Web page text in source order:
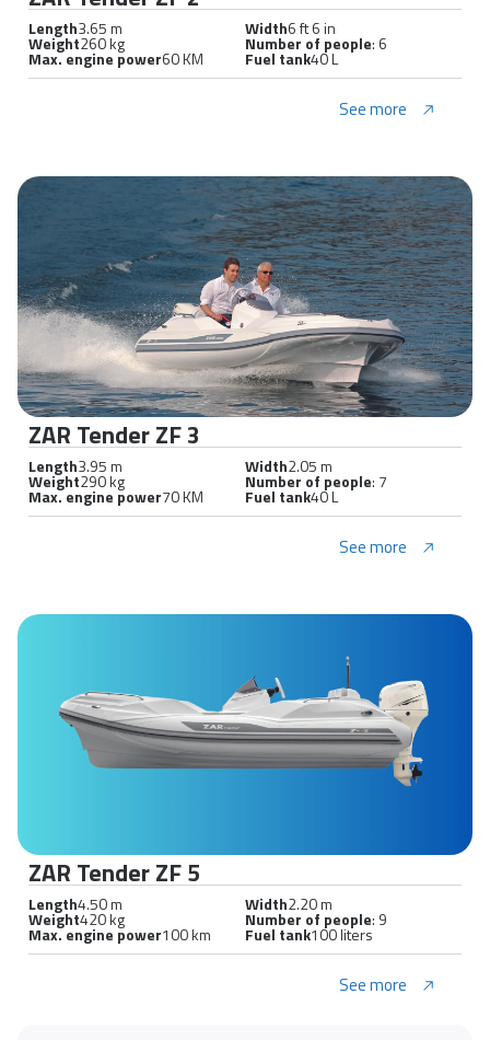
Length3.65 m Width6 ft 6 in
Weight260 kg Number of people: 6
Max. engine power60 KM Fuel tank40 L
See more
ZAR Tender ZF 3
Length3.95 m Width2.05 m
Weight290 kg Number of people: 7
Max. engine power70 KM Fuel tank40 L
See more
ZAR Tender ZF 5
Length4.50 m Width2.20 m
Weight420 kg Number of people: 9
Max. engine power100 km Fuel tank100 liters
See more